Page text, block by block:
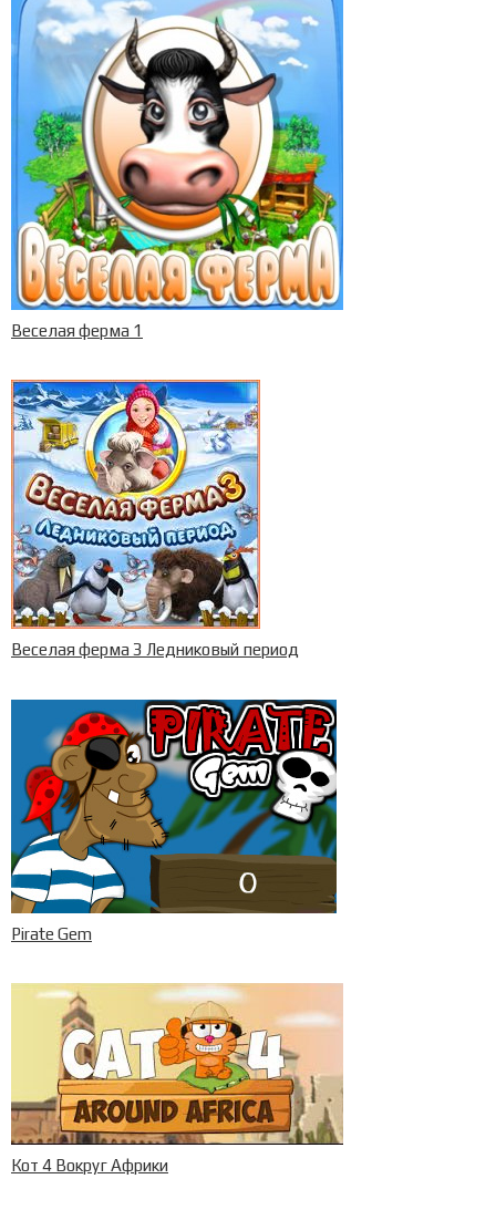
Веселая ферма 1
Веселая ферма 3 Ледниковый период
Pirate Gem
Кот 4 Вокруг Африки